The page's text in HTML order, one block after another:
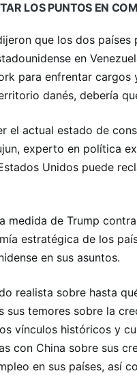
LOS PUNTOS EN
que los dos
en
para enfrentar
danés, debería
el actual estado de
experto en política
Unidos puede
medida de Trump
estratégica de los
en sus asuntos.
realista sobre hasta
sus temores sobre la
vínculos históricos y
con China sobre sus
en sus países, así